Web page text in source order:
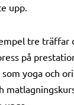
upp.
tre träffar
på
yoga och